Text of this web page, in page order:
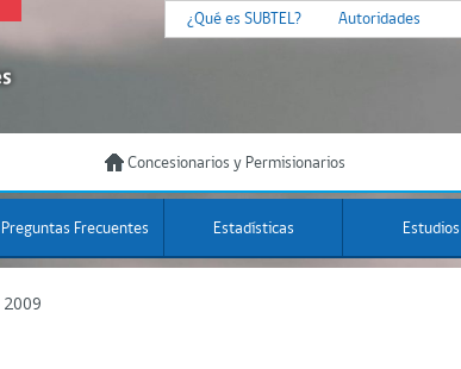
¿Qué es SUBTEL? Autoridades
Concesionarios y Permisionarios
Preguntas Frecuentes Estadísticas Estudios